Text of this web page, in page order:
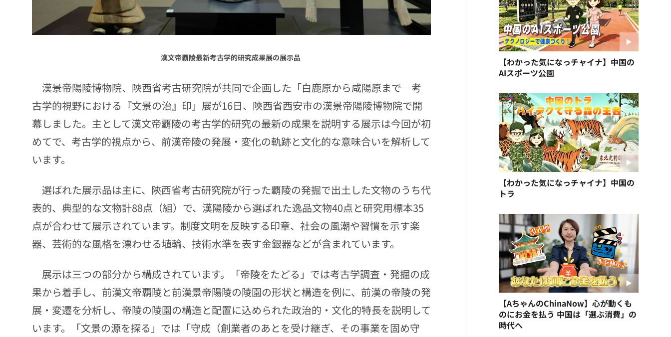
漢文帝覇陵最新考古学的研究成果展の展示品
漢景帝陽陵博物院、陝西省考古研究院が共同で企画した「白鹿原から咸陽原まで―考
古学的視野における『文景の治』印」展が16日、陝西省西安市の漢景帝陽陵博物院で開
幕しました。主として漢文帝覇陵の考古学的研究の最新の成果を説明する展示は今回が初
めてで、考古学的視点から、前漢帝陵の発展・変化の軌跡と文化的な意味合いを解析して
います。
選ばれた展示品は主に、陝西省考古研究院が行った覇陵の発掘で出土した文物のうち代
表的、典型的な文物計88点（組）で、漢陽陵から選ばれた逸品文物40点と研究用標本35
点が合わせて展示されています。制度文明を反映する印章、社会の風潮や習慣を示す楽
器、芸術的な風格を漂わせる埴輪、技術水準を表す金銀器などが含まれています。
展示は三つの部分から構成されています。「帝陵をたどる」では考古学調査・発掘の成
果から着手し、前漢文帝覇陵と前漢景帝陽陵の陵園の形状と構造を例に、前漢の帝陵の発
展・変遷を分析し、帝陵の陵園の構造と配置に込められた政治的・文化的特長を説明して
います。「文景の源を探る」では「守成（創業者のあとを受け継ぎ、その事業を固め守
【わかった気になっチャイナ】中国の
AIスポーツ公園
【わかった気になっチャイナ】中国の
トラ
【AちゃんのChinaNow】心が動くも
のにお金を払う 中国は「選ぶ消費」の
時代へ